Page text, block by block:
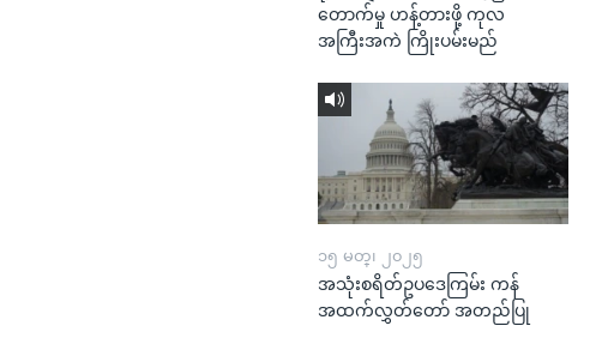
တောက်မှု ဟန့်တားဖို့ ကုလ
အကြီးအကဲ ကြိုးပမ်းမည်
၁၅ မတ္၊ ၂၀၂၅
အသုံးစရိတ်ဥပဒေကြမ်း ကန်
အထက်လွှတ်တော် အတည်ပြု